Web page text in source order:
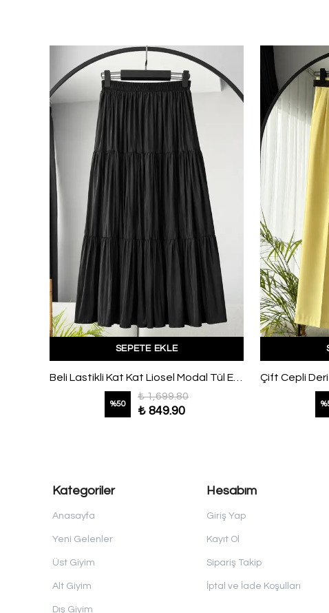
SEPETE EKLE
Beli Lastikli Kat Kat Liosel Modal Tül Etek Siyah
%50
₺ 1,699.80
₺ 849.90
%
Kategoriler
Anasayfa
Yeni Gelenler
Üst Giyim
Alt Giyim
Dış Giyim
Hesabım
Giriş Yap
Kayıt Ol
Sipariş Takip
İptal ve İade Koşulları